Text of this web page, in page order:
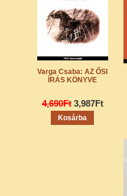
Varga Csaba: AZ ŐSI
ÍRÁS KÖNYVE
4,690Ft 3,987Ft